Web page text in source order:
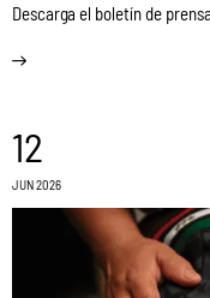
Descarga el boletín de prensa
12
JUN 2026